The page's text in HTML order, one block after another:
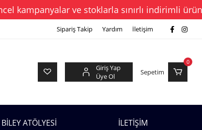
ve stoklarla sınırlı indirimli ürünleri
Sipariş Takip Yardım İletişim
Giriş Yap
Üye Ol
Sepetim
0
BİLEY ATÖLYESİ İLETİŞİM